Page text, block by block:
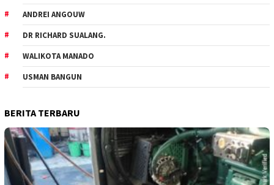
ANDREI ANGOUW
DR RICHARD SUALANG.
WALIKOTA MANADO
USMAN BANGUN
BERITA TERBARU